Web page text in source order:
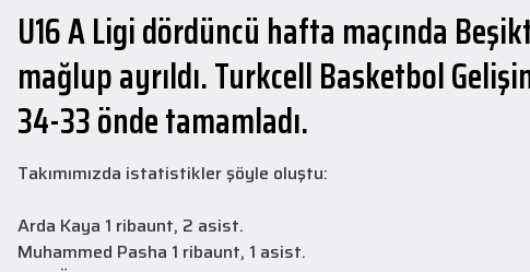
U16 A Ligi dördüncü hafta maçında
mağlup ayrıldı. Turkcell Basketbol
34-33 önde tamamladı.
Takımımızda istatistikler şöyle oluştu:
Arda Kaya 1 ribaunt, 2 asist.
Muhammed Pasha 1 ribaunt, 1 asist.